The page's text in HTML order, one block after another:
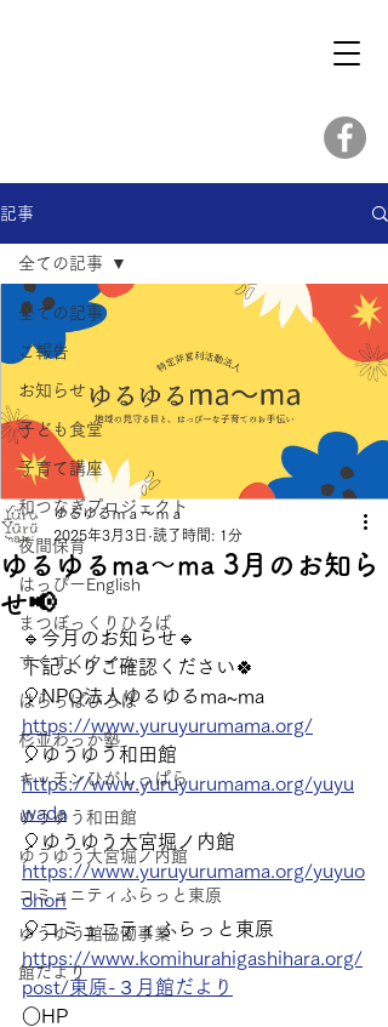
記事
全ての記事
ご報告
お知らせ
子ども食堂
子育て講座
和つなぎプロジェクト
夜間保育
はっぴーEnglish
まつぼっくりひろば
すくすくタイム
はらっぱひろば
杉並わっか塾
キッチンひがしっぱら
ゆうゆう和田館
ゆうゆう大宮堀ノ内館
コミュニティふらっと東原
ゆうゆう館協働事業
館だより
全ての記事
ゆるゆるma〜ma 3月のお知ら
せ📢
ゆるゆるｍａ～ｍａ
2025年3月3日 読了時間: 1分
🔹今月のお知らせ🔹
下記よりご確認ください🍀
🎈NPO法人ゆるゆるma~ma
https://www.yuruyurumama.org/
🎈ゆうゆう和田館
https://www.yuruyurumama.org/yuyu
wada
🎈ゆうゆう大宮堀ノ内館
https://www.yuruyurumama.org/yuyuo
ohori
🎈コミュニティふらっと東原
https://www.komihurahigashihara.org/
post/東原-３月館だより
○HP